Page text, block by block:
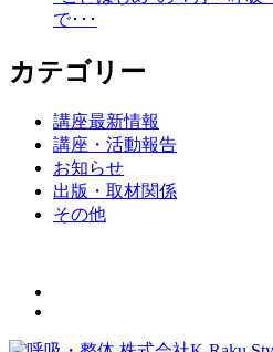
で･･･
カテゴリー
講座最新情報
講座・活動報告
お知らせ
出版・取材関係
その他